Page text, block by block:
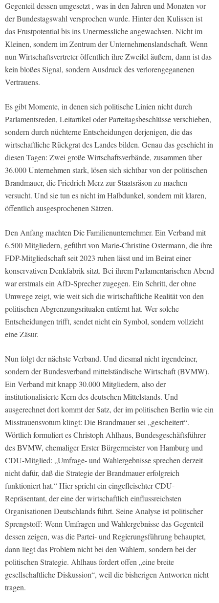
Gegenteil dessen umgesetzt , was in den Jahren und Monaten vor
der Bundestagswahl versprochen wurde. Hinter den Kulissen ist
das Frustpotential bis ins Unermessliche angewachsen. Nicht im
Kleinen, sondern im Zentrum der Unternehmenslandschaft. Wenn
nun Wirtschaftsvertreter öffentlich ihre Zweifel äußern, dann ist das
kein bloßes Signal, sondern Ausdruck des verlorengeganenen
Vertrauens.
Es gibt Momente, in denen sich politische Linien nicht durch
Parlamentsreden, Leitartikel oder Parteitagsbeschlüsse verschieben,
sondern durch nüchterne Entscheidungen derjenigen, die das
wirtschaftliche Rückgrat des Landes bilden. Genau das geschieht in
diesen Tagen: Zwei große Wirtschaftsverbände, zusammen über
36.000 Unternehmen stark, lösen sich sichtbar von der politischen
Brandmauer, die Friedrich Merz zur Staatsräson zu machen
versucht. Und sie tun es nicht im Halbdunkel, sondern mit klaren,
öffentlich ausgesprochenen Sätzen.
Den Anfang machten Die Familienunternehmer. Ein Verband mit
6.500 Mitgliedern, geführt von Marie-Christine Ostermann, die ihre
FDP-Mitgliedschaft seit 2023 ruhen lässt und im Beirat einer
konservativen Denkfabrik sitzt. Bei ihrem Parlamentarischen Abend
war erstmals ein AfD-Sprecher zugegen. Ein Schritt, der ohne
Umwege zeigt, wie weit sich die wirtschaftliche Realität von den
politischen Abgrenzungsritualen entfernt hat. Wer solche
Entscheidungen trifft, sendet nicht ein Symbol, sondern vollzieht
eine Zäsur.
Nun folgt der nächste Verband. Und diesmal nicht irgendeiner,
sondern der Bundesverband mittelständische Wirtschaft (BVMW).
Ein Verband mit knapp 30.000 Mitgliedern, also der
institutionalisierte Kern des deutschen Mittelstands. Und
ausgerechnet dort kommt der Satz, der im politischen Berlin wie ein
Misstrauensvotum klingt: Die Brandmauer sei „gescheitert“.
Wörtlich formuliert es Christoph Ahlhaus, Bundesgeschäftsführer
des BVMW, ehemaliger Erster Bürgermeister von Hamburg und
CDU-Mitglied: „Umfrage- und Wahlergebnisse sprechen derzeit
nicht dafür, daß die Strategie der Brandmauer erfolgreich
funktioniert hat.“ Hier spricht ein eingefleischter CDU-
Repräsentant, der eine der wirtschaftlich einflussreichsten
Organisationen Deutschlands führt. Seine Analyse ist politischer
Sprengstoff: Wenn Umfragen und Wahlergebnisse das Gegenteil
dessen zeigen, was die Partei- und Regierungsführung behauptet,
dann liegt das Problem nicht bei den Wählern, sondern bei der
politischen Strategie. Ahlhaus fordert offen „eine breite
gesellschaftliche Diskussion“, weil die bisherigen Antworten nicht
tragen.